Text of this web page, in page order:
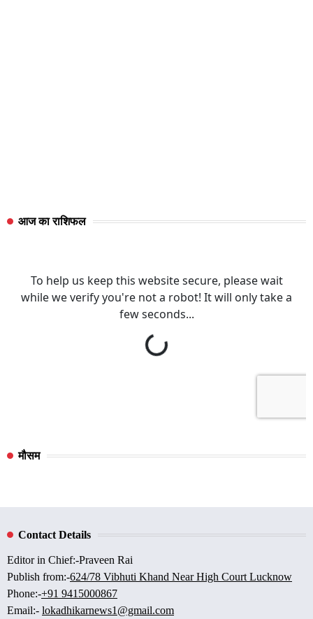
आज का राशिफल
मौसम
Contact Details
Editor in Chief:-Praveen Rai
Publish from:-624/78 Vibhuti Khand Near High Court Lucknow
Phone:-+91 9415000867
Email:- lokadhikarnews1@gmail.com